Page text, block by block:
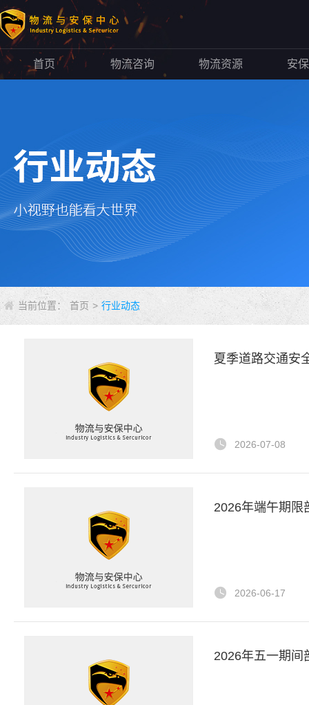
首页 物流咨询 物流资源 安
当前位置： 首页 > 行业动态
夏季道路交通安
2026-07-08
2026年端午期限
2026-06-17
2026年五一期间